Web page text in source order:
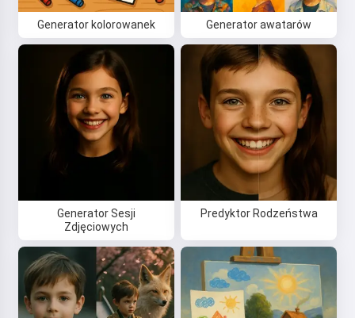
Generator kolorowanek Generator awatarów
Generator Sesji
Zdjęciowych
Predyktor Rodzeństwa
Przeczytaj сказkę
Rozpoczynając korzystanie z serwisu, akceptujesz:
Regulamin
Polityka prywatności, Polityka zwrotów